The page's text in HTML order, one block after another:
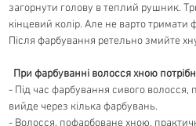
загорнути голову в теплий рушник.
кінцевий колір. Але не варто тримати
Після фарбування ретельно змийте
При фарбуванні волосся хною
- Під час фарбування сивого волосся,
вийде через кілька фарбувань.